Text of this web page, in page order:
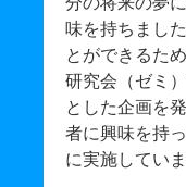
味を持ちまし
とができるた
研究会（ゼミ
とした企画を
者に興味を持
に実施していま